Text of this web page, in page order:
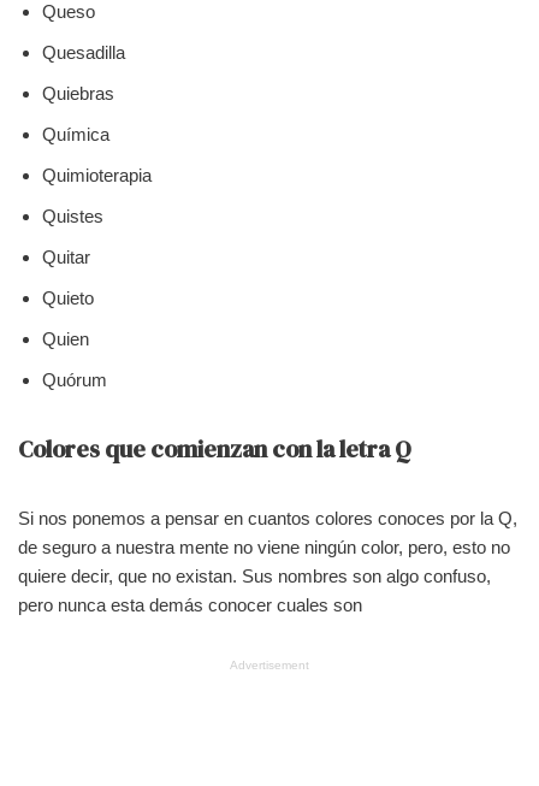
Queso
Quesadilla
Quiebras
Química
Quimioterapia
Quistes
Quitar
Quieto
Quien
Quórum
Colores que comienzan con la letra Q
Si nos ponemos a pensar en cuantos colores conoces por la Q,
de seguro a nuestra mente no viene ningún color, pero, esto no
quiere decir, que no existan. Sus nombres son algo confuso,
pero nunca esta demás conocer cuales son
Advertisement